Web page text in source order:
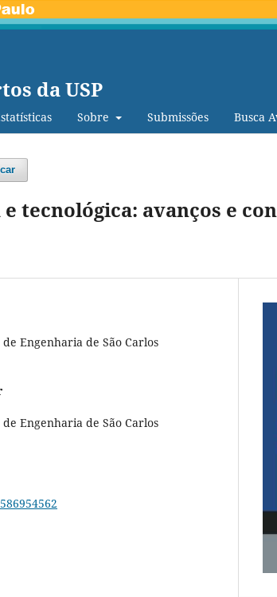
da USP
Sobre Submissões Busca
tecnológica: avanços e
Engenharia de São Carlos
Engenharia de São Carlos